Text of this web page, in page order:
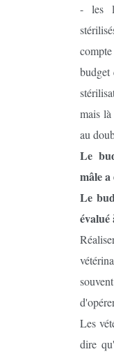
- les
budget
mais
au
Le
mâle a
Le
évalué
Les
dire